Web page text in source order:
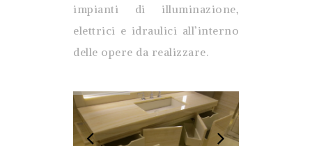
impianti di illuminazione,
elettrici e idraulici all’interno
delle opere da realizzare.